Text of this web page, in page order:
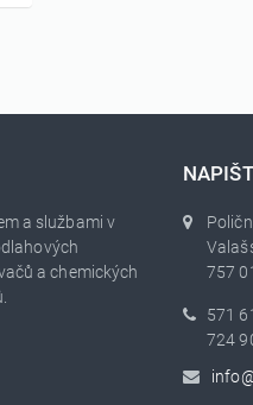
a službami v
a chemických
757
571
724